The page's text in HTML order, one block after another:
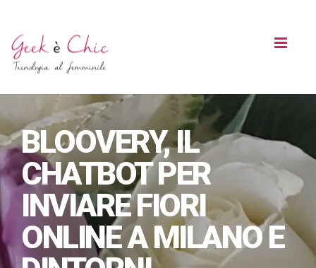
BLOOVERY, IL
CHATBOT PER
INVIARE FIORI
ONLINE A MILANO E